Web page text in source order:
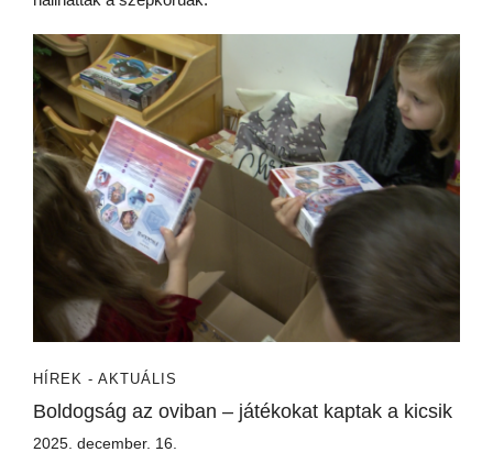
HÍREK - AKTUÁLIS
Boldogság az oviban – játékokat kaptak a kicsik
2025. december. 16.